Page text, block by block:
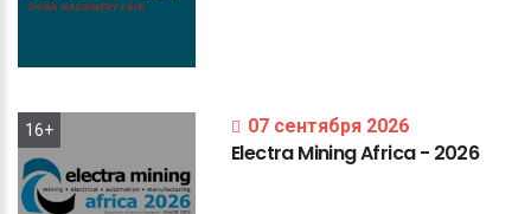
16+ 07 сентября 2026
ElectraMiningAfrica- 2026